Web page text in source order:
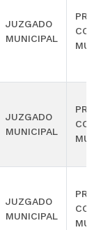
JUZGADO
MUNICIPAL
JUZGADO
MUNICIPAL
JUZGADO
MUNICIPAL